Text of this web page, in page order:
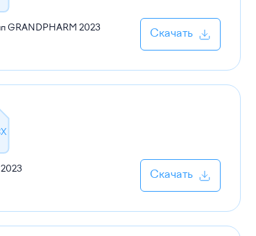
GRANDPHARM 2023
Скачать
2023
Скачать